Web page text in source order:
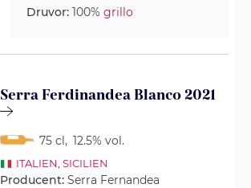
Druvor: 100%grillo
Serra Ferdinandea Blanco 2021
75 cl, 12.5% vol.
ITALIEN SICILIEN
Producent:Serra Fernandea